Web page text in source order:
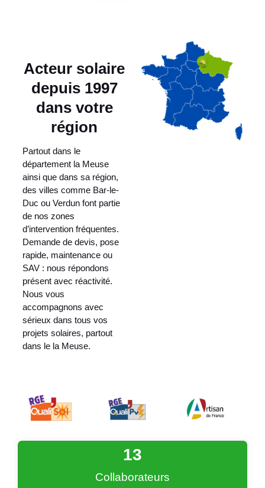
Acteur solaire
depuis 1997
dans votre
région
Partout dans le
département la Meuse
ainsi que dans sa région,
des villes comme Bar-le-
Duc ou Verdun font partie
de nos zones
d’intervention fréquentes.
Demande de devis, pose
rapide, maintenance ou
SAV : nous répondons
présent avec réactivité.
Nous vous
accompagnons avec
sérieux dans tous vos
projets solaires, partout
dans le la Meuse.
Collaborateurs
13